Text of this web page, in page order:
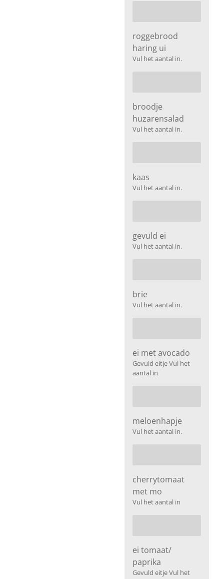
roggebrood
haring ui
Vul het aantal in.
broodje
huzarensalad
Vul het aantal in.
kaas
Vul het aantal in.
gevuld ei
Vul het aantal in.
brie
Vul het aantal in.
ei met avocado
Gevuld eitje Vul het
aantal in
meloenhapje
Vul het aantal in.
cherrytomaat
met mo
Vul het aantal in
ei tomaat/
paprika
Gevuld eitje Vul het